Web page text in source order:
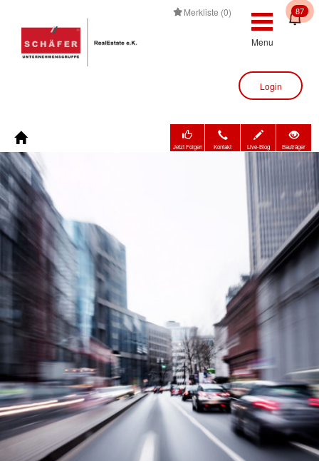
87
Login
Merkliste (0)
Menu
Immobilienbewertung
Immobilien
Bauträger
Unternehmen
Kontakt
Nachhaltigkeit
Jetzt Folgen Kontakt Live-Blog Bauträger